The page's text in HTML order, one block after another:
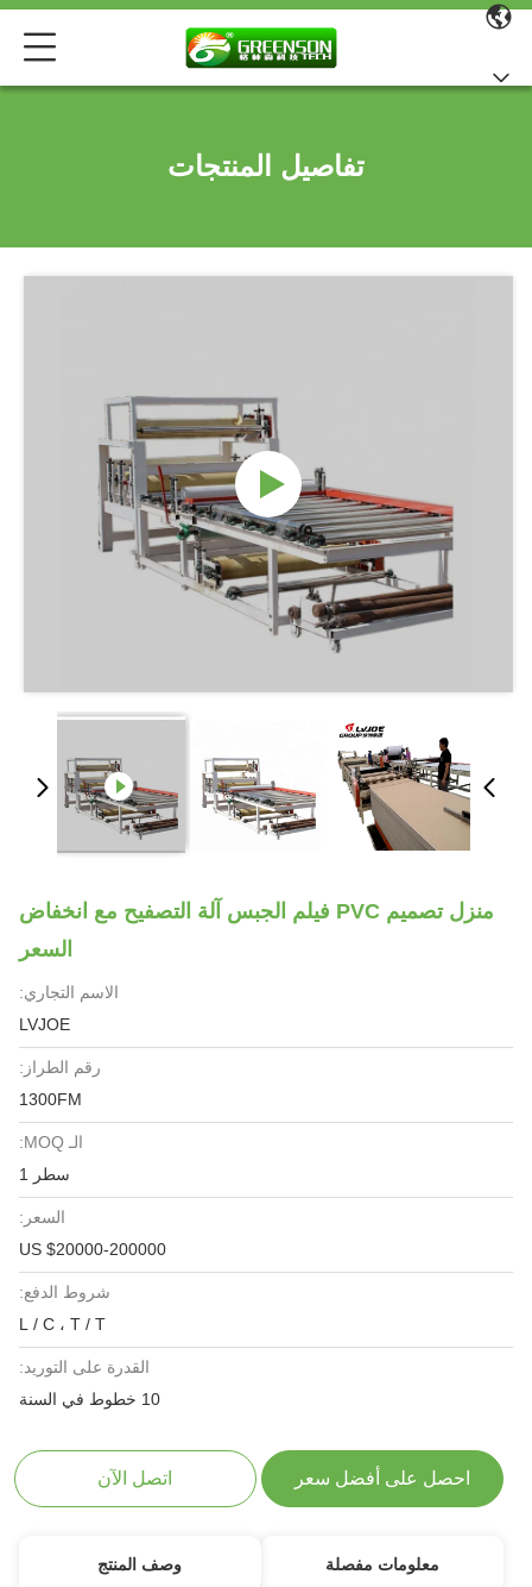
تفاصيل المنتجات
منزل تصميم PVC فيلم الجبس آلة التصفيح مع انخفاض
السعر
الاسم التجاري:
LVJOE
رقم الطراز:
1300FM
الـ MOQ:
سطر 1
السعر:
US $20000-200000
شروط الدفع:
L / C ، T / T
القدرة على التوريد:
10 خطوط في السنة
احصل على أفضل سعر اتصل الآن
معلومات مفصلة وصف المنتج